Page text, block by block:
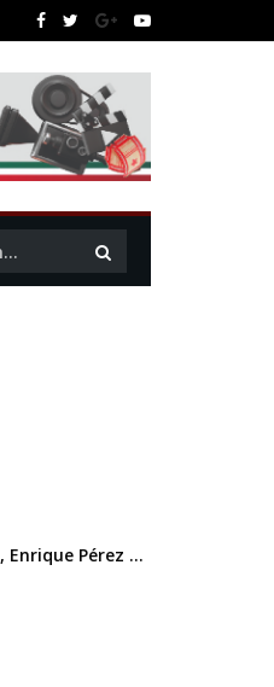
Enrique Pérez ...